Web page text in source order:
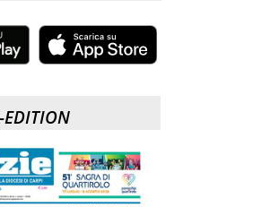
EDITION